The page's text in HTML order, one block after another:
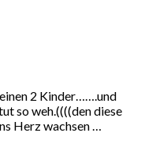
2 Kinder…….und
so weh.((((den diese
Herz wachsen …